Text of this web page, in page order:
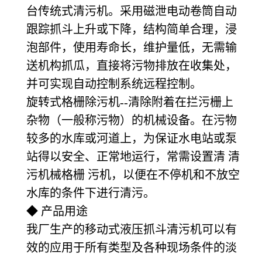
台传统式清污机。采用磁泄电动卷筒自动
跟踪抓斗上升或下降，结构简单合理，浸
泡部件，使用寿命长，维护量低，无需输
送机构抓瓜，直接将污物排放在收集处，
并可实现自动控制系统远程控制。
旋转式格栅除污机--清除附着在拦污栅上
杂物（一般称污物）的机械设备。在污物
较多的水库或河道上，为保证水电站或泵
站得以安全、正常地运行，常需设置清 清
污机械格栅 污机，以便在不停机和不放空
水库的条件下进行清污。
◆ 产品用途
我厂生产的移动式液压抓斗清污机可以有
效的应用于所有类型及各种现场条件的淡